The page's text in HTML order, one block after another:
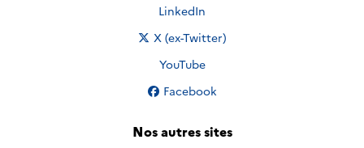
Nous suivre sur
LinkedIn
Nous suivre sur
X (ex-Twitter)
Nous suivre sur
YouTube
Nous suivre sur
Facebook
Nos autres sites